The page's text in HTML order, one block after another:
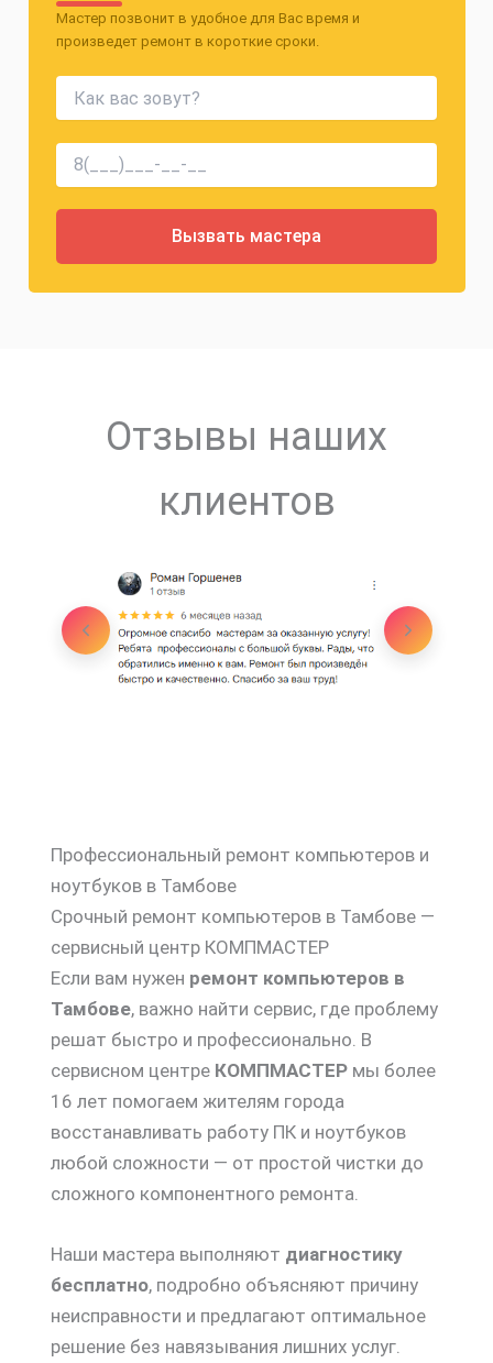
Мастер позвонит в удобное для Вас время и
произведет ремонт в короткие сроки.
Отзывы наших
клиентов
Профессиональный ремонт компьютеров и
ноутбуков в Тамбове
Срочный ремонт компьютеров в Тамбове —
сервисный центр КОМПМАСТЕР
Если вам нужен ремонт компьютеров в
Тамбове, важно найти сервис, где проблему
решат быстро и профессионально. В
сервисном центре КОМПМАСТЕРмы более
16 лет помогаем жителям города
восстанавливать работу ПК и ноутбуков
любой сложности — от простой чистки до
сложного компонентного ремонта.
Наши мастера выполняют диагностику
бесплатно, подробно объясняют причину
неисправности и предлагают оптимальное
решение без навязывания лишних услуг.